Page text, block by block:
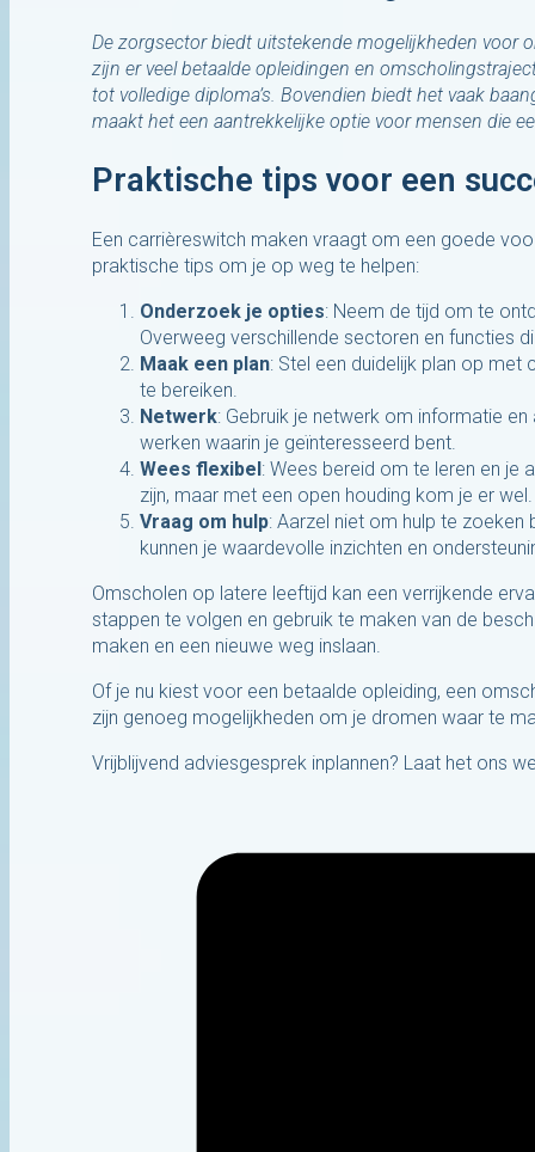
De zorgsector biedt uitstekende mogelijkheden voor
zijn er veel betaalde opleidingen en
tot volledige diploma’s. Bovendien biedt het vaak
maakt het een aantrekkelijke optie voor mensen die
Praktische tips voor een
Een carrièreswitch maken vraagt om een goede
praktische tips om je op weg te helpen:
Onderzoek je opties: Neem de tijd om te
Overweeg verschillende sectoren en functies
Maak een plan: Stel een duidelijk plan op
te bereiken.
Netwerk: Gebruik je netwerk om informatie
werken waarin je geïnteresseerd bent.
Wees flexibel: Wees bereid om te leren en je
zijn, maar met een open houding kom je er wel.
Vraag om hulp: Aarzel niet om hulp te
kunnen je waardevolle inzichten en
Omscholen op latere leeftijd kan een verrijkende
stappen te volgen en gebruik te maken van de
maken en een nieuwe weg inslaan.
Of je nu kiest voor een betaalde opleiding, een
zijn genoeg mogelijkheden om je dromen waar te
Vrijblijvend adviesgesprek inplannen? Laat het ons